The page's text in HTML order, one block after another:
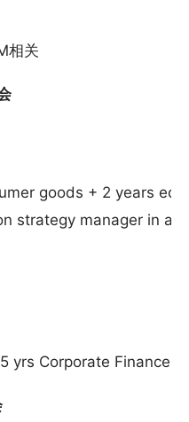
相关
goods + 2 years
strategy manager in a
yrs Corporate Finance